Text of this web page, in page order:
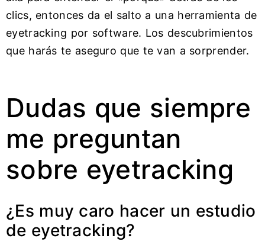
clics, entonces da el salto a una herramienta de
eyetracking por software. Los descubrimientos
que harás te aseguro que te van a sorprender.
Dudas que siempre
me preguntan
sobre eyetracking
¿Es muy caro hacer un estudio
de eyetracking?